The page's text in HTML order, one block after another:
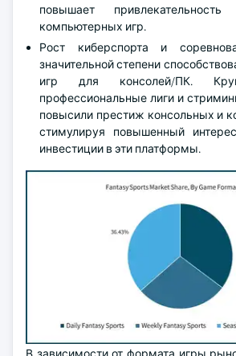
повышает
компьютерных игр.
Рост киберспорта и
значительной степени
игр для консолей/ПК.
профессиональные лиги и
повысили престиж консольных и
стимулируя повышенный
инвестиции в эти платформы.